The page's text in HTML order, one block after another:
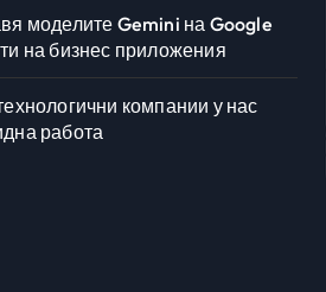
моделите Gemini на Google
на бизнес приложения
компании у нас
работа